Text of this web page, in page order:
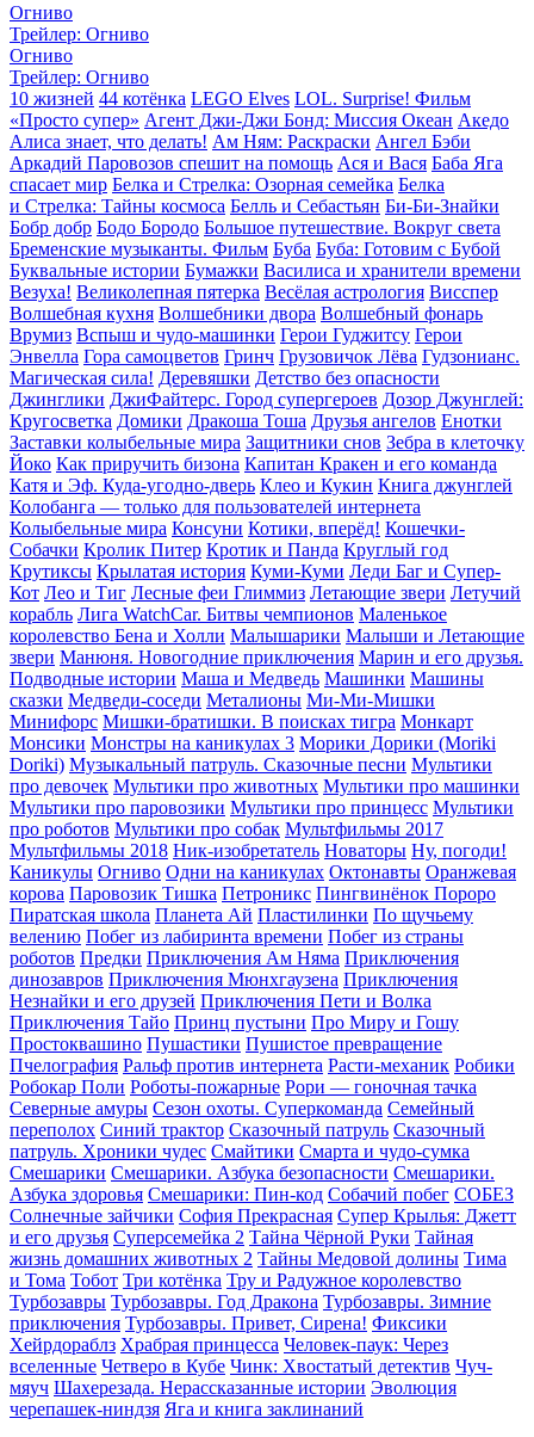
Огниво
Трейлер: Огниво
Огниво
Трейлер: Огниво
10 жизней 44 котёнка LEGO Elves LOL. Surprise! Фильм
«Просто супер» Агент Джи-Джи Бонд: Миссия Океан Акедо
Алиса знает, что делать! Ам Ням: Раскраски Ангел Бэби
Аркадий Паровозов спешит на помощь Ася и Вася Баба Яга
спасает мир Белка и Стрелка: Озорная семейка Белка
и Стрелка: Тайны космоса Белль и Себастьян Би-Би-Знайки
Бобр добр Бодо Бородо Большое путешествие. Вокруг света
Бременские музыканты. Фильм Буба Буба: Готовим с Бубой
Буквальные истории Бумажки Василиса и хранители времени
Везуха! Великолепная пятерка Весёлая астрология Висспер
Волшебная кухня Волшебники двора Волшебный фонарь
Врумиз Вспыш и чудо-машинки Герои Гуджитсу Герои
Энвелла Гора cамоцветов Гринч Грузовичок Лёва Гудзонианс.
Магическая сила! Деревяшки Детство без опасности
Джинглики ДжиФайтерс. Город супергероев Дозор Джунглей:
Кругосветка Домики Дракоша Тоша Друзья ангелов Енотки
Заставки колыбельные мира Защитники снов Зебра в клеточку
Йоко Как приручить бизона Капитан Кракен и его команда
Катя и Эф. Куда-угодно-дверь Клео и Кукин Книга джунглей
Колобанга — только для пользователей интернета
Колыбельные мира Консуни Котики, вперёд! Кошечки-
Собачки Кролик Питер Кротик и Панда Круглый год
Крутиксы Крылатая история Куми-Куми Леди Баг и Супер-
Кот Лео и Тиг Лесные феи Глиммиз Летающие звери Летучий
корабль Лига WatchCar. Битвы чемпионов Маленькое
королевство Бена и Холли Малышарики Малыши и Летающие
звери Манюня. Новогодние приключения Марин и его друзья.
Подводные истории Маша и Медведь Машинки Машины
сказки Медведи-соседи Металионы Ми-Ми-Мишки
Минифорс Мишки-братишки. В поисках тигра Монкарт
Монсики Монстры на каникулах 3 Морики Дорики (Moriki
Doriki) Музыкальный патруль. Сказочные песни Мультики
про девочек Мультики про животных Мультики про машинки
Мультики про паровозики Мультики про принцесс Мультики
про роботов Мультики про собак Мультфильмы 2017
Мультфильмы 2018 Ник-изобретатель Новаторы Ну, погоди!
Каникулы Огниво Одни на каникулах Октонавты Оранжевая
корова Паровозик Тишка Петроникс Пингвинёнок Пороро
Пиратская школа Планета Aй Пластилинки По щучьему
велению Побег из лабиринта времени Побег из страны
роботов Предки Приключения Ам Няма Приключения
динозавров Приключения Мюнхгаузена Приключения
Незнайки и его друзей Приключения Пети и Волка
Приключения Тайо Принц пустыни Про Миру и Гошу
Простоквашино Пушастики Пушистое превращение
Пчелография Ральф против интернета Расти-механик Робики
Робокар Поли Роботы-пожарные Рори — гоночная тачка
Северные амуры Сезон охоты. Суперкоманда Семейный
переполох Синий трактор Сказочный патруль Сказочный
патруль. Хроники чудес Смайтики Смарта и чудо-сумка
Смешарики Смешарики. Азбука безопасности Смешарики.
Азбука здоровья Смешарики: Пин-код Собачий побег СОБЕЗ
Солнечные зайчики София Прекрасная Супер Крылья: Джетт
и его друзья Суперсемейка 2 Тайна Чёрной Руки Тайная
жизнь домашних животных 2 Тайны Медовой долины Тима
и Тома Тобот Три котёнка Тру и Радужное королевство
Турбозавры Турбозавры. Год Дракона Турбозавры. Зимние
приключения Турбозавры. Привет, Сирена! Фиксики
Хейрдораблз Храбрая принцесса Человек-паук: Через
вселенные Четверо в Кубе Чинк: Хвостатый детектив Чуч-
мяуч Шахерезада. Нерассказанные истории Эволюция
черепашек-ниндзя Яга и книга заклинаний